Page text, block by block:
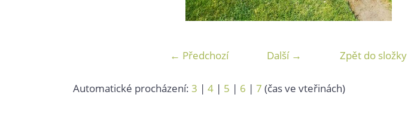
← Předchozí Další → Zpět do složky
Automatické procházení: 3 | 4 | 5 | 6 | 7 (čas ve vteřinách)